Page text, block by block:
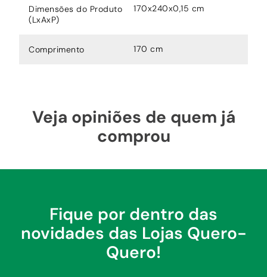
Dimensões do Produto
(LxAxP)
170x240x0,15 cm
Comprimento 170 cm
Veja opiniões de quem já
comprou
Fique por dentro das
novidades das Lojas Quero-
Quero!